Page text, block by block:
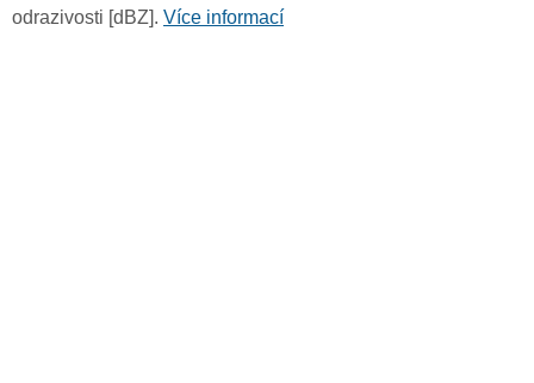
odrazivosti [dBZ]. Více informací